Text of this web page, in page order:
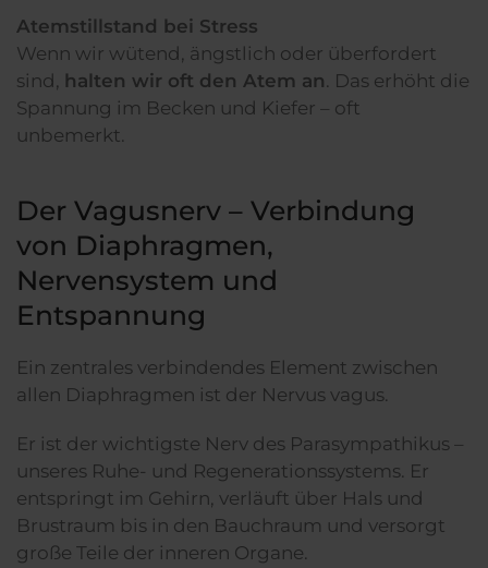
Atemstillstand bei Stress
Wenn wir wütend, ängstlich oder überfordert
sind, halten wir oft den Atem an. Das erhöht die
Spannung im Becken und Kiefer – oft
unbemerkt.
Der Vagusnerv – Verbindung
von Diaphragmen,
Nervensystem und
Entspannung
Ein zentrales verbindendes Element zwischen
allen Diaphragmen ist der Nervus vagus.
Er ist der wichtigste Nerv des Parasympathikus –
unseres Ruhe- und Regenerationssystems. Er
entspringt im Gehirn, verläuft über Hals und
Brustraum bis in den Bauchraum und versorgt
große Teile der inneren Organe.